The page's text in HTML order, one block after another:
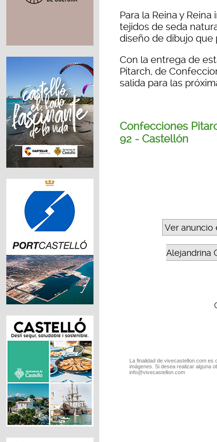
Para la Reina y
tejidos de seda
diseño de dibujo que
Con la entrega de
Pitarch, de
salida para las
Confecciones
92 - Castellón
Ver anuncio
Alejandrina
La finalidad de vivecastellon.com
imágenes. Si desea realizar alguna
info@vivecastellon.com